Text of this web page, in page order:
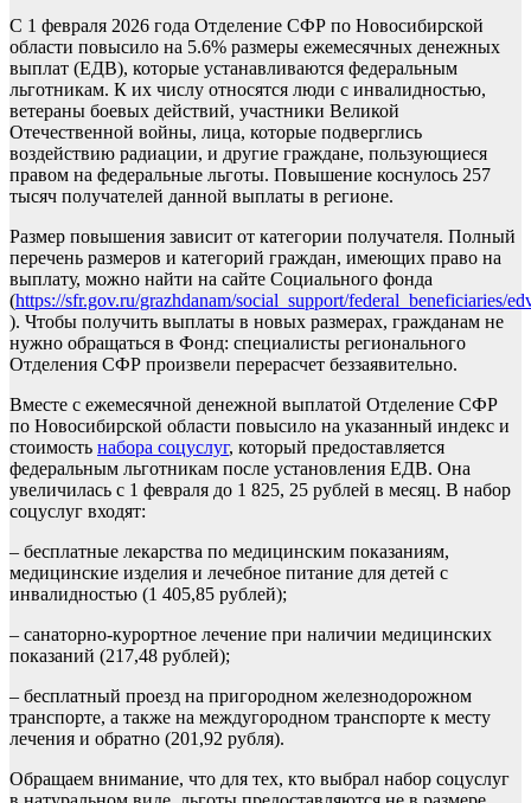
С 1 февраля 2026 года Отделение СФР по Новосибирской
области повысило на 5.6% размеры ежемесячных денежных
выплат (ЕДВ), которые устанавливаются федеральным
льготникам. К их числу относятся люди с инвалидностью,
ветераны боевых действий, участники Великой
Отечественной войны, лица, которые подверглись
воздействию радиации, и другие граждане, пользующиеся
правом на федеральные льготы. Повышение коснулось 257
тысяч получателей данной выплаты в регионе.
Размер повышения зависит от категории получателя. Полный
перечень размеров и категорий граждан, имеющих право на
выплату, можно найти на сайте Социального фонда
(https://sfr.gov.ru/grazhdanam/social_support/federal_beneficiaries/
). Чтобы получить выплаты в новых размерах, гражданам не
нужно обращаться в Фонд: специалисты регионального
Отделения СФР произвели перерасчет беззаявительно.
Вместе с ежемесячной денежной выплатой Отделение СФР
по Новосибирской области повысило на указанный индекс и
стоимость набора соцуслуг, который предоставляется
федеральным льготникам после установления ЕДВ. Она
увеличилась с 1 февраля до 1 825, 25 рублей в месяц. В набор
соцуслуг входят:
– бесплатные лекарства по медицинским показаниям,
медицинские изделия и лечебное питание для детей с
инвалидностью (1 405,85 рублей);
– санаторно-курортное лечение при наличии медицинских
показаний (217,48 рублей);
– бесплатный проезд на пригородном железнодорожном
транспорте, а также на междугородном транспорте к месту
лечения и обратно (201,92 рубля).
Обращаем внимание, что для тех, кто выбрал набор соцуслуг